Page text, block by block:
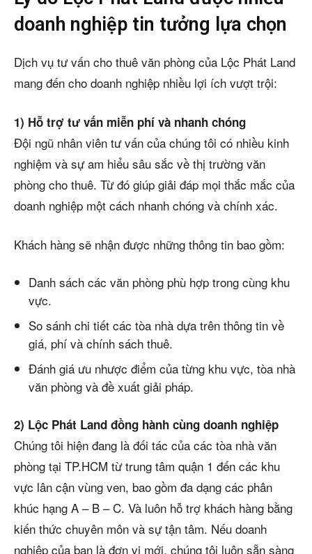
doanh nghiệp tin tưởng lựa chọn
Dịch vụ tư vấn cho thuê văn phòng của Lộc Phát Land
mang đến cho doanh nghiệp nhiều lợi ích vượt trội:
1) Hỗ trợ tư vấn miễn phí và nhanh chóng
Đội ngũ nhân viên tư vấn của chúng tôi có nhiều kinh
nghiệm và sự am hiểu sâu sắc về thị trường văn
phòng cho thuê. Từ đó giúp giải đáp mọi thắc mắc của
doanh nghiệp một cách nhanh chóng và chính xác.
Khách hàng sẽ nhận được những thông tin bao gồm:
Danh sách các văn phòng phù hợp trong cùng khu
vực.
So sánh chi tiết các tòa nhà dựa trên thông tin về
giá, phí và chính sách thuê.
Đánh giá ưu nhược điểm của từng khu vực, tòa nhà
văn phòng và đề xuất giải pháp.
2) Lộc Phát Land đồng hành cùng doanh nghiệp
Chúng tôi hiện đang là đối tác của các tòa nhà văn
phòng tại TP.HCM từ trung tâm quận 1 đến các khu
vực lân cận vùng ven, bao gồm đa dạng các phân
khúc hạng A – B – C. Và luôn hỗ trợ khách hàng bằng
kiến thức chuyên môn và sự tận tâm. Nếu doanh
nghiệp của bạn là đơn vị mới, chúng tôi luôn sẵn sàng